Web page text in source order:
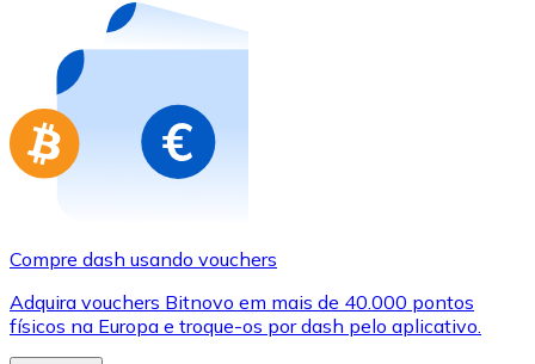
Compre cartões-presente das suas marcas favoritas
Ir para a loja de cartões-presente
Compre dash usando vouchers
Adquira vouchers Bitnovo em mais de 40.000 pontos
físicos na Europa e troque-os por dash pelo aplicativo.